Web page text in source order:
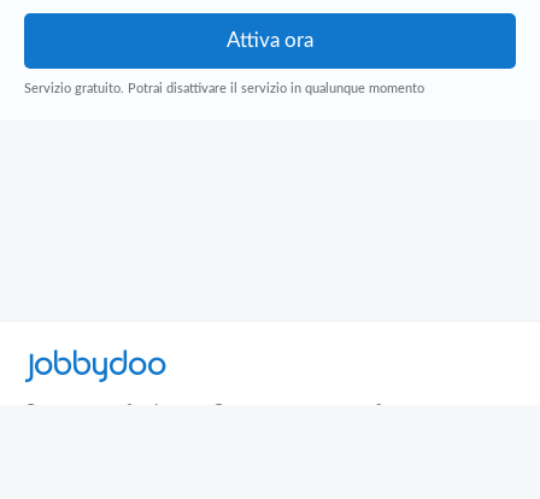
Servizio gratuito. Potrai disattivare il servizio in qualunque momento
Jobbydoo